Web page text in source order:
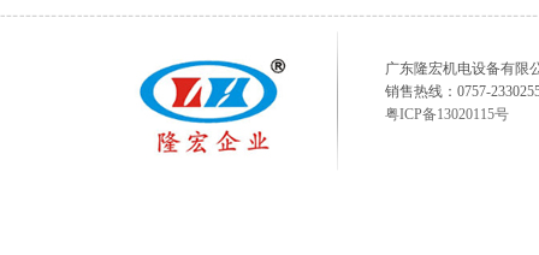
广东隆宏机电设备有限
销售热线：0757-
粤ICP备13020115号